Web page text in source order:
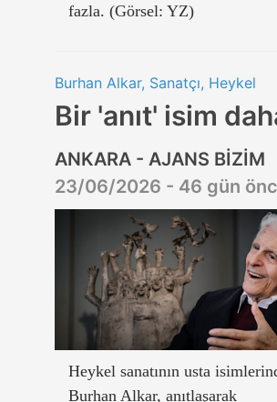
fazla. (Görsel: YZ)
Burhan Alkar, Sanatçı, Heykel
Bir 'anıt' isim
ANKARA - AJANS BİZİM
23/06/2026 - 46 gün
Heykel sanatının usta
Burhan Alkar, anıtlaşarak